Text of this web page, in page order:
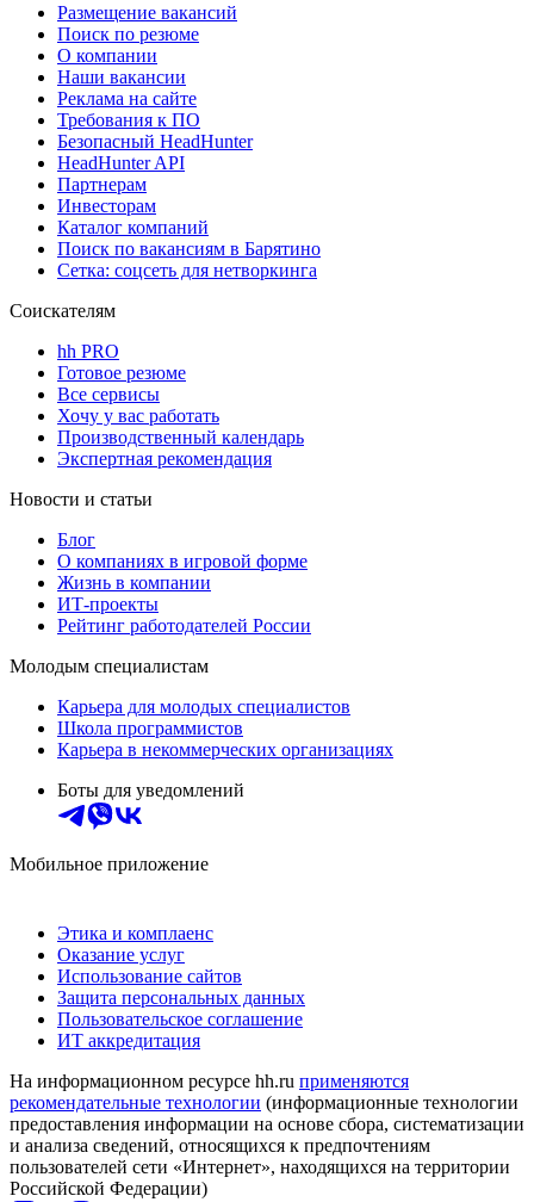
Размещение вакансий
Поиск по резюме
О компании
Наши вакансии
Реклама на сайте
Требования к ПО
Безопасный HeadHunter
HeadHunter API
Партнерам
Инвесторам
Каталог компаний
Поиск по вакансиям в Барятино
Сетка: соцсеть для нетворкинга
Соискателям
hh PRO
Готовое резюме
Все сервисы
Хочу у вас работать
Производственный календарь
Экспертная рекомендация
Новости и статьи
Блог
О компаниях в игровой форме
Жизнь в компании
ИТ-проекты
Рейтинг работодателей России
Молодым специалистам
Карьера для молодых специалистов
Школа программистов
Карьера в некоммерческих организациях
Боты для уведомлений
Мобильное приложение
Этика и комплаенс
Оказание услуг
Использование сайтов
Защита персональных данных
Пользовательское соглашение
ИТ аккредитация
На информационном ресурсе hh.ru применяются
рекомендательные технологии (информационные технологии
предоставления информации на основе сбора, систематизации
и анализа сведений, относящихся к предпочтениям
пользователей сети «Интернет», находящихся на территории
Российской Федерации)